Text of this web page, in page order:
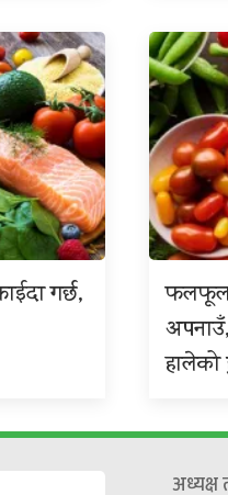
गर्छ,
फलफूल
अध्यक्ष